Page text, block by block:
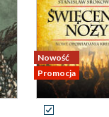
Nowość
Promocja